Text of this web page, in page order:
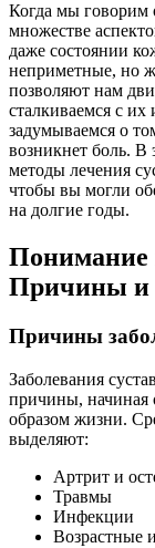
Когда мы говорим
множестве
даже состоянии
неприметные, но
позволяют нам
сталкиваемся с
задумываемся о
возникнет боль. В
методы лечения
чтобы вы могли
на долгие годы.
Понимание
Причины и
Причины
Заболевания
причины, начиная
образом жизни.
выделяют:
Артрит и
Травмы
Инфекции
Возрастные